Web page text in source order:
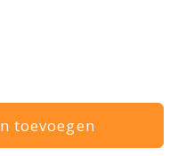
toevoegen